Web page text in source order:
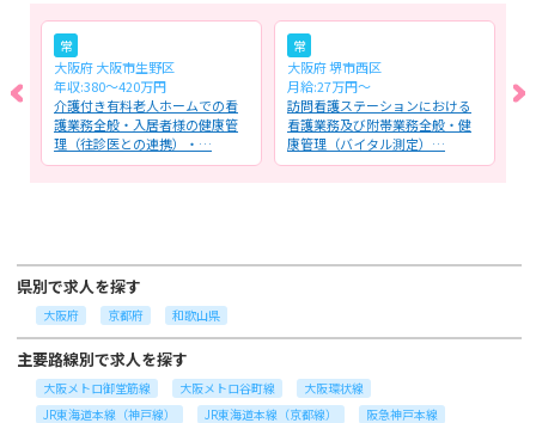
常
大阪府 大阪市生野区
年収:380～420万円
介護付き有料老人ホームでの看
護業務全般・入居者様の健康管
理（往診医との連携）・…
常
大阪府 堺市西区
月給:27万円〜
訪問看護ステーションにおける
看護業務及び附帯業務全般・健
康管理（バイタル測定）…
県別で求人を探す
大阪府 京都府 和歌山県
主要路線別で求人を探す
大阪メトロ御堂筋線 大阪メトロ谷町線
大阪環状線
JR東海道本線（神戸線）
JR東海道本線（京都線）
阪急神戸本線